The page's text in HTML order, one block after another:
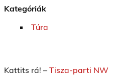
Kategóriák
Túra
Kattits rá! – Tisza-parti NW